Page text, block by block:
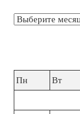
Архивы
Пн
Вт